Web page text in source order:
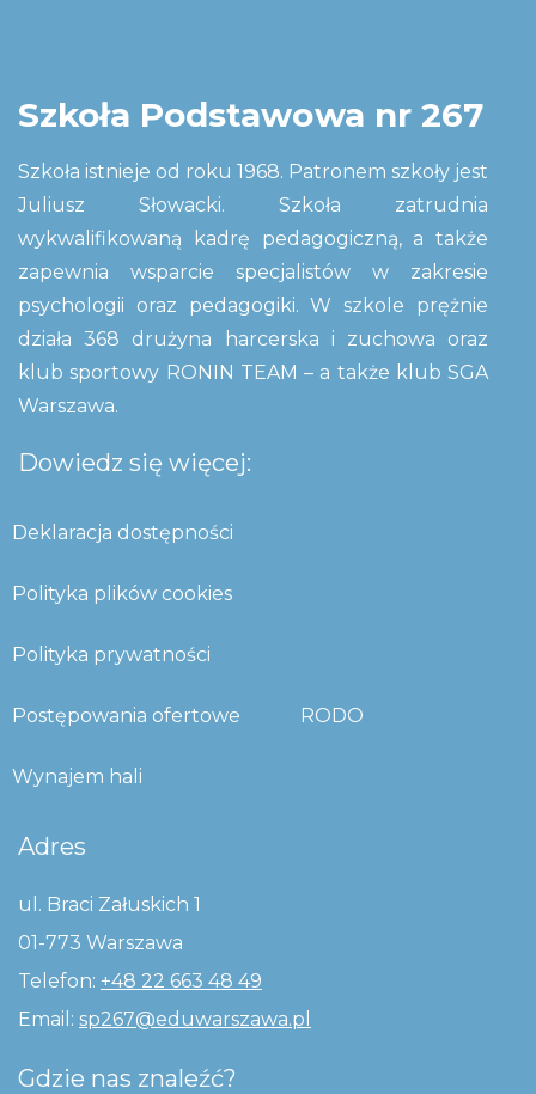
Szkoła Podstawowa nr 267
Szkoła istnieje od roku 1968. Patronem szkoły jest
Juliusz Słowacki. Szkoła zatrudnia
wykwalifikowaną kadrę pedagogiczną, a także
zapewnia wsparcie specjalistów w zakresie
psychologii oraz pedagogiki. W szkole prężnie
działa 368 drużyna harcerska i zuchowa oraz
klub sportowy RONIN TEAM – a także klub SGA
Warszawa.
Dowiedz się więcej:
Deklaracja dostępności
Polityka plików cookies
Polityka prywatności
Postępowania ofertowe RODO
Wynajem hali
Adres
ul. Braci Załuskich 1
01-773 Warszawa
Telefon: +48 22 663 48 49
Email: sp267@eduwarszawa.pl
Gdzie nas znaleźć?